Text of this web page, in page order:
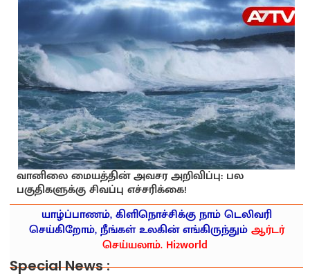
வானிலை மையத்தின் அவசர அறிவிப்பு: பல
பகுதிகளுக்கு சிவப்பு எச்சரிக்கை!
யாழ்ப்பாணம், கிளிநொச்சிக்கு நாம் டெலிவரி
செய்கிறோம், நீங்கள் உலகின் எங்கிருந்தும்ஆர்டர்
செய்யலாம். Hi2world
Special News :